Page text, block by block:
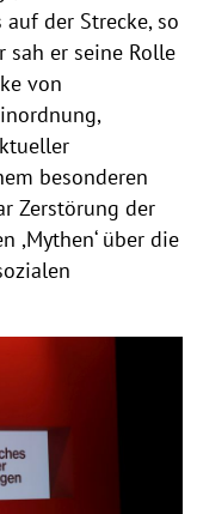
der Strecke, so
sah er seine Rolle
von
besonderen
Zerstörung der
,Mythen‘ über die